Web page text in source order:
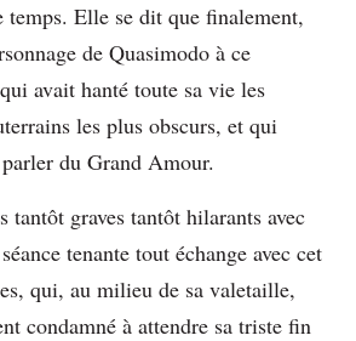
temps. Elle se dit que finalement,
de Quasimodo à ce
avait hanté toute sa vie les
les plus obscurs, et qui
du Grand Amour.
tantôt graves tantôt hilarants avec
tenante tout échange avec cet
qui, au milieu de sa valetaille,
condamné à attendre sa triste fin